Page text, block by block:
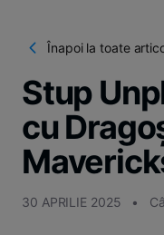
Înapoi la toate
Stup
cu
30 APRILIE 2025 •